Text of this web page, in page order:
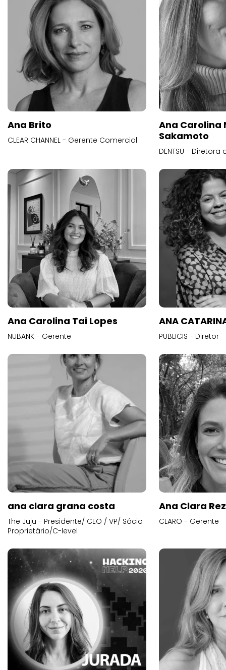
Ana Brito
CLEAR CHANNEL - Gerente Comercial
Ana Carolina
Sakamoto
DENTSU -
Ana Carolina Tai Lopes
NUBANK - Gerente
ANA
PUBLICIS - Diretor
ana clara grana costa
The Juju - Presidente/ CEO / VP/ Sócio
Proprietário/C-level
Ana Clara
CLARO - Gerente